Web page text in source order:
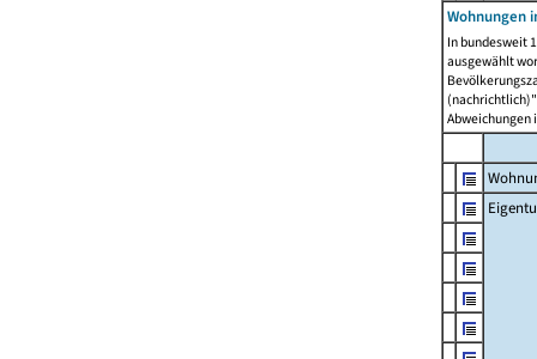
Wohnungen
In bundesweit
ausgewählt
Abweichungen